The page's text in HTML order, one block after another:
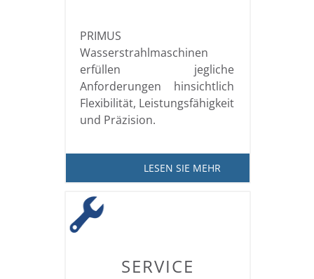
PRIMUS
Wasserstrahlmaschinen
erfüllen jegliche
Anforderungen hinsichtlich
Flexibilität, Leistungsfähigkeit
und Präzision.
LESEN SIE MEHR
SERVICE